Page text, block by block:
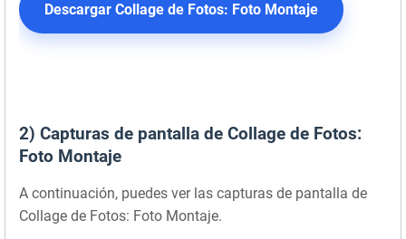
Descargar Collage de Fotos: Foto Montaje
2) Capturas de pantalla de Collage de Fotos:
Foto Montaje
A continuación, puedes ver las capturas de pantalla de
Collage de Fotos: Foto Montaje.